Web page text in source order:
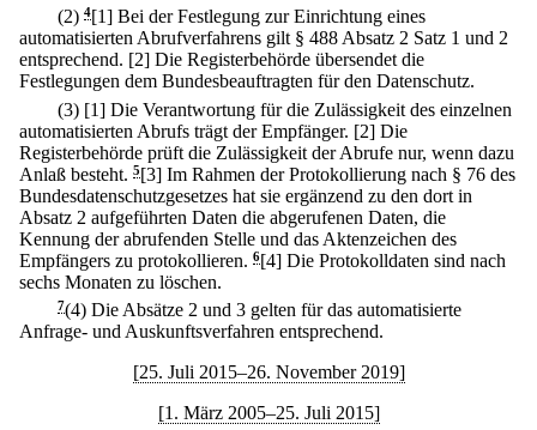
(2) 4[1] Bei der Festlegung zur Einrichtung eines
automatisierten Abrufverfahrens gilt § 488 Absatz 2 Satz 1 und 2
entsprechend. [2] Die Registerbehörde übersendet die
Festlegungen dem Bundesbeauftragten für den Datenschutz.
(3) [1] Die Verantwortung für die Zulässigkeit des einzelnen
automatisierten Abrufs trägt der Empfänger. [2] Die
Registerbehörde prüft die Zulässigkeit der Abrufe nur, wenn dazu
Anlaß besteht. 5[3] Im Rahmen der Protokollierung nach § 76 des
Bundesdatenschutzgesetzes hat sie ergänzend zu den dort in
Absatz 2 aufgeführten Daten die abgerufenen Daten, die
Kennung der abrufenden Stelle und das Aktenzeichen des
Empfängers zu protokollieren. 6[4] Die Protokolldaten sind nach
sechs Monaten zu löschen.
7(4) Die Absätze 2 und 3 gelten für das automatisierte
Anfrage- und Auskunftsverfahren entsprechend.
[25. Juli 2015–26. November 2019]
[1. März 2005–25. Juli 2015]